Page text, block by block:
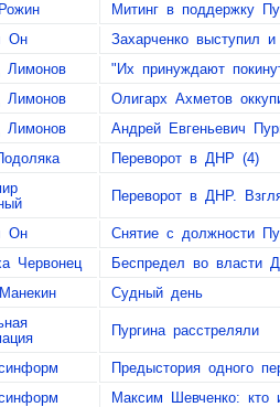
Митинг в поддержку
Он Захарченко выступил
Лимонов "Их принуждают
Лимонов Олигарх Ахметов
Лимонов Андрей Евгеньевич
Переворот в ДНР (4)
Переворот в ДНР.
Он Снятие с должности
Червонец Беспредел во власти
Судный день
Пургина расстреляли
Предыстория одного
Максим Шевченко: кто